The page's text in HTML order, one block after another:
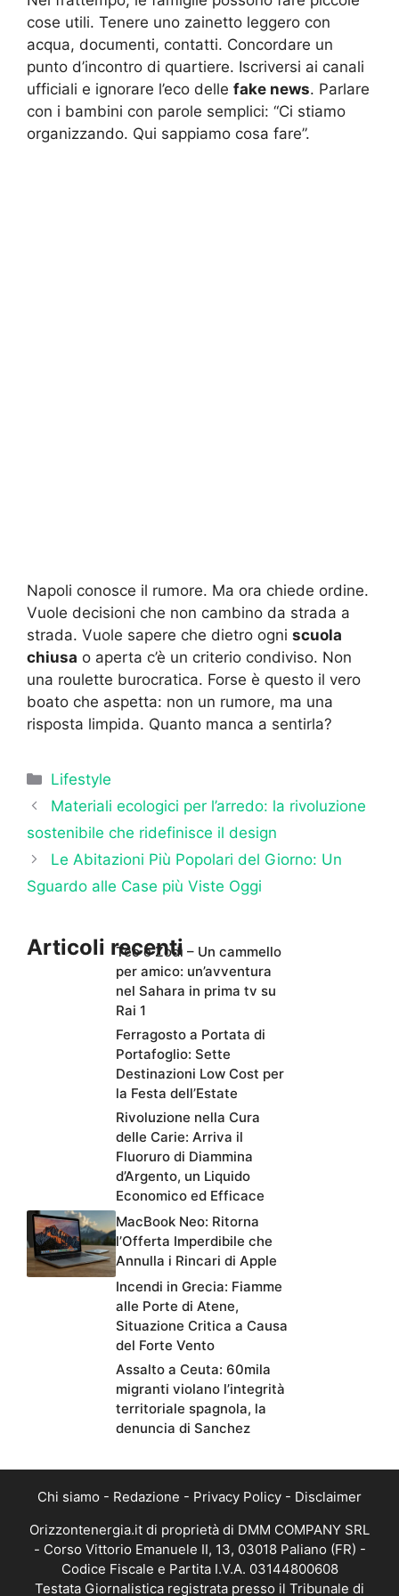
cose utili. Tenere uno zainetto leggero con
acqua, documenti, contatti. Concordare un
punto d’incontro di quartiere. Iscriversi ai canali
ufficiali e ignorare l’eco delle fake news. Parlare
con i bambini con parole semplici: “Ci stiamo
organizzando. Qui sappiamo cosa fare”.
Napoli conosce il rumore. Ma ora chiede ordine.
Vuole decisioni che non cambino da strada a
strada. Vuole sapere che dietro ogni scuola
chiusa o aperta c’è un criterio condiviso. Non
una roulette burocratica. Forse è questo il vero
boato che aspetta: non un rumore, ma una
risposta limpida. Quanto manca a sentirla?
Categorie
Lifestyle
Materiali ecologici per l’arredo: la rivoluzione
sostenibile che ridefinisce il design
Le Abitazioni Più Popolari del Giorno: Un
Sguardo alle Case più Viste Oggi
Articoli recentiTeo e Zodì – Un cammello
per amico: un’avventura
nel Sahara in prima tv su
Rai 1
Ferragosto a Portata di
Portafoglio: Sette
Destinazioni Low Cost per
la Festa dell’Estate
Rivoluzione nella Cura
delle Carie: Arriva il
Fluoruro di Diammina
d’Argento, un Liquido
Economico ed Efficace
MacBook Neo: Ritorna
l’Offerta Imperdibile che
Annulla i Rincari di Apple
Incendi in Grecia: Fiamme
alle Porte di Atene,
Situazione Critica a Causa
del Forte Vento
Assalto a Ceuta: 60mila
migranti violano l’integrità
territoriale spagnola, la
denuncia di Sanchez
Chi siamo - Redazione - Privacy Policy - Disclaimer
Orizzontenergia.it di proprietà di DMM COMPANY SRL
- Corso Vittorio Emanuele II, 13, 03018 Paliano (FR) -
Codice Fiscale e Partita I.V.A. 03144800608
Testata Giornalistica registrata presso il Tribunale di